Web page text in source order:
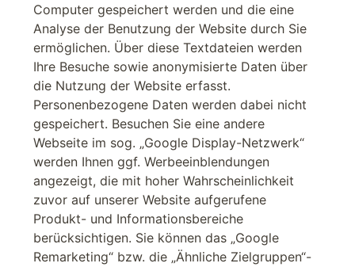
Computer gespeichert werden und die eine
Analyse der Benutzung der Website durch Sie
ermöglichen. Über diese Textdateien werden
Ihre Besuche sowie anonymisierte Daten über
die Nutzung der Website erfasst.
Personenbezogene Daten werden dabei nicht
gespeichert. Besuchen Sie eine andere
Webseite im sog. „Google Display-Netzwerk“
werden Ihnen ggf. Werbeeinblendungen
angezeigt, die mit hoher Wahrscheinlichkeit
zuvor auf unserer Website aufgerufene
Produkt- und Informationsbereiche
berücksichtigen. Sie können das „Google
Remarketing“ bzw. die „Ähnliche Zielgruppen“-